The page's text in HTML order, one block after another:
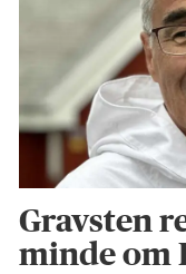
Gravsten
minde om